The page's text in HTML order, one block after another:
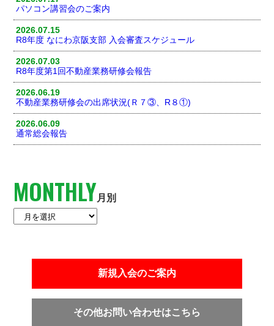
パソコン講習会のご案内
2026.07.15
R8年度 なにわ京阪支部 入会審査スケジュール
2026.07.03
R8年度第1回不動産業務研修会報告
2026.06.19
不動産業務研修会の出席状況(Ｒ７③、R８①)
2026.06.09
通常総会報告
MONTHLY月別
新規入会のご案内
その他お問い合わせはこちら